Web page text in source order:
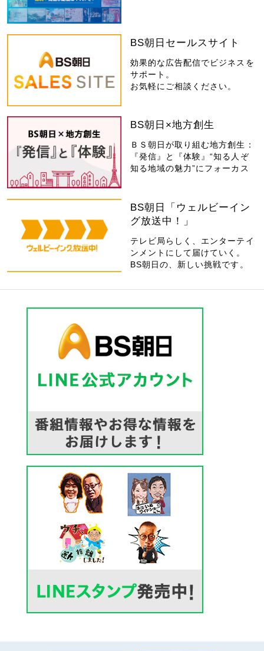
BS朝日セールスサイト
効果的な広告配信でビジネスを
サポート。
お気軽にご相談ください。
BS朝日×地方創生
ＢＳ朝日が取り組む地方創生：
『発信』と『体験』“知る人ぞ
知る地域の魅力”にフォーカス
BS朝日「ウェルビーイン
グ放送中！」
テレビ局らしく、エンターテイ
ンメントにして届けていく。
BS朝日の、新しい挑戦です。